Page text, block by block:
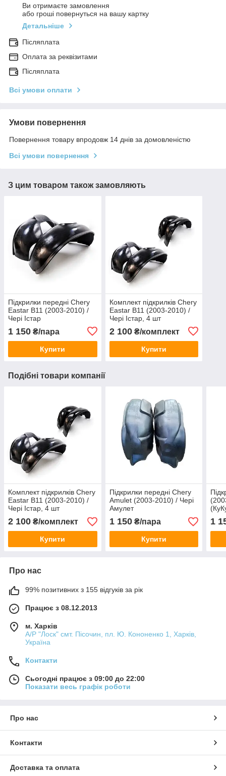
Ви отримаєте замовлення
або гроші повернуться на вашу картку
Детальніше
Післяплата
Оплата за реквізитами
Післяплата
Всі умови оплати
Умови повернення
Повернення товару впродовж 14 днів за домовленістю
Всі умови повернення
З цим товаром також замовляють
Підкрилки передні Chery
Eastar B11 (2003-2010) /
Чері Істар
1 150 ₴/пара
Купити
Комплект підкрилків Chery
Eastar B11 (2003-2010) /
Чері Істар, 4 шт
2 100₴/комплект
Купити
Подібні товари компанії
Комплект підкрилків Chery
Eastar B11 (2003-2010) /
Чері Істар, 4 шт
2 100 ₴/комплект
Купити
Підкрилки передні Chery
Amulet (2003-2010) / Чері
Амулет
1 150₴/пара
Купити
1
Про нас
99% позитивних з 155 відгуків за рік
Працює з 08.12.2013
м. Харків
А/Р "Лоск" смт. Пісочин, пл. Ю. Кононенко 1, Харків,
Україна
Контакти
Сьогодні працює з 09:00 до 22:00
Показати весь графік роботи
Про нас
Контакти
Доставка та оплата